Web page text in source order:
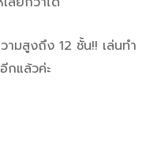
มสูงถึง 12 ชั้น!! เล่นทำ
กแล้วค่ะ